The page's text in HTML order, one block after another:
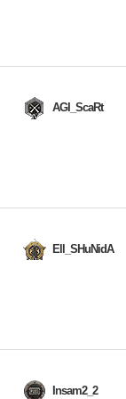
AGI_ScaRt
Ell_SHuNidA
Insam2_2